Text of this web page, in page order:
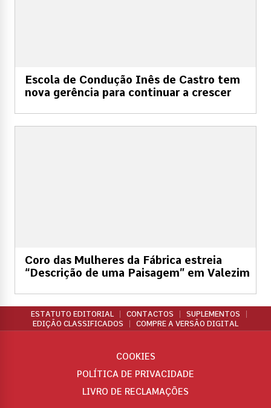
Escola de Condução Inês de Castro tem
nova gerência para continuar a crescer
Coro das Mulheres da Fábrica estreia
“Descrição de uma Paisagem” em Valezim
ESTATUTO EDITORIAL CONTACTOS
SUPLEMENTOS
EDIÇÃO CLASSIFICADOS
COMPRE A VERSÃO DIGITAL
COOKIES
POLÍTICA DE PRIVACIDADE
LIVRO DE RECLAMAÇÕES